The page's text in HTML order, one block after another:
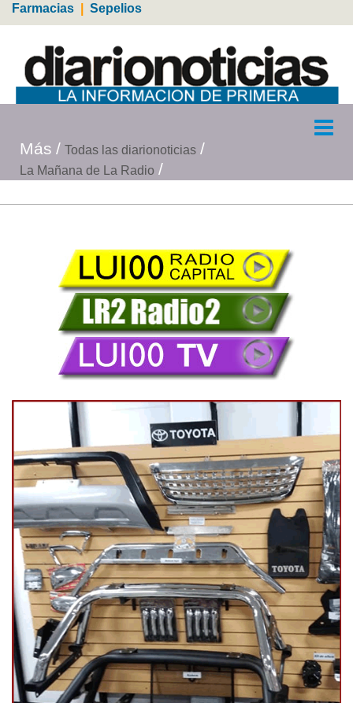
Farmacias Sepelios
Más
Todas las diarionoticias
La Mañana de La Radio